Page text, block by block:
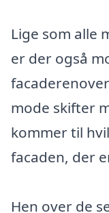
Lige som alle
er der også
mode skifter
kommer til
facaden, der
Hen over de